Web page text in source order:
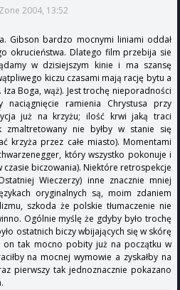
2004, 13:52
Gibson bardzo mocnymi liniami oddał
okrucieństwa. Dlatego film przebija sie
w dzisiejszym kinie i ma szansę
kiczu czasami mają rację bytu a
Boga, wąż). Jest trochę nieporadności
naciągnięcie ramienia Chrystusa przy
już na krzyżu; ilość krwi jaką traci
nie byłby w stanie się
krzyża przez całe miasto). Momentami
który wszystko pokonuje i
biczowania). Niektóre retrospekcje
Wieczerzy) inne znacznie mniej
oryginalnych są, moim zdaniem
szkoda że polskie tłumaczenie nie
Ogólnie myślę że gdyby było trochę
ostatnich biczy wbijających się w skórę
on tak mocno pobity już na początku w
na mocnej wymowie a zyskałby na
pierwszy tak jednoznacznie pokazano